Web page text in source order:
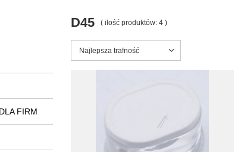
FIRM
D45 ( ilość produktów: 4 )
Zmień sortowanie
Najlepsza trafność